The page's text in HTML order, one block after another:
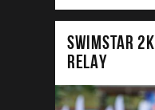
SWIMSTAR 2K
RELAY